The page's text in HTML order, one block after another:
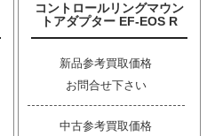
コントロールリングマウン
トアダプター EF-EOS R
新品参考買取価格
お問合せ下さい
中古参考買取価格